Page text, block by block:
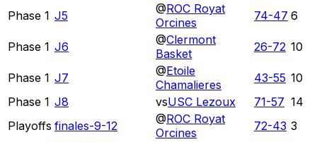
Phase 1 J5 @ROC Royat
Orcines
74-47 6
Phase 1 J6 @Clermont
Basket
26-72 10
Phase 1 J7 @Etoile
Chamalieres
43-55 10
Phase 1 J8 vsUSC Lezoux 71-57 14
Playoffs finales-9-12 @ROC Royat
Orcines
72-43 3